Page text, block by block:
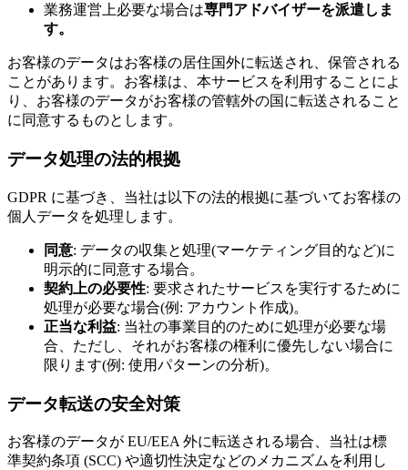
業務運営上必要な場合は専門アドバイザーを派遣しま
す。
お客様のデータはお客様の居住国外に転送され、保管される
ことがあります。お客様は、本サービスを利用することによ
り、お客様のデータがお客様の管轄外の国に転送されること
に同意するものとします。
データ処理の法的根拠
GDPR に基づき、当社は以下の法​​的根拠に基づいてお客様の
個人データを処理します。
同意: データの収集と処理(マーケティング目的など)に
明示的に同意する場合。
契約上の必要性: 要求されたサービスを実行するために
処理が必要な場合(例: アカウント作成)。
正当な利益: 当社の事業目的のために処理が必要な場
合、ただし、それがお客様の権利に優先しない場合に
限ります(例: 使用パターンの分析)。
データ転送の安全対策
お客様のデータが EU/EEA 外に転送される場合、当社は標
準契約条項 (SCC) や適切性決定などのメカニズムを利用し